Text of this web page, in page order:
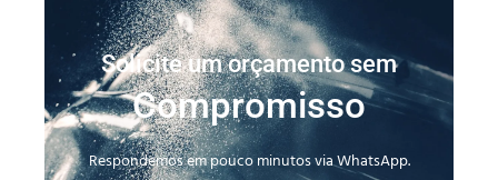
Solicite um orçamento sem
Compromisso
Respondemos em pouco minutos via WhatsApp.